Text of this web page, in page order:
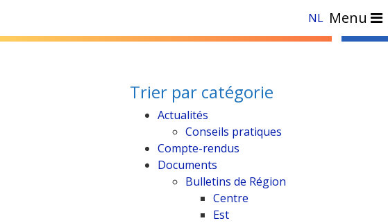
NL Menu
Trier par catégorie
Actualités
Conseils pratiques
Compte-rendus
Documents
Bulletins de Région
Centre
Est